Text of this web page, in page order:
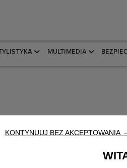
MULTIMEDIA
KONTYNUUJ BEZ AKCEPTOWANIA